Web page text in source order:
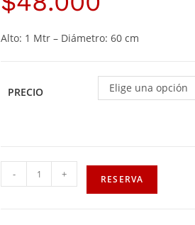
Alto: 1 Mtr – Diámetro: 60 cm
PRECIO Elige una opción
- + RESERVA